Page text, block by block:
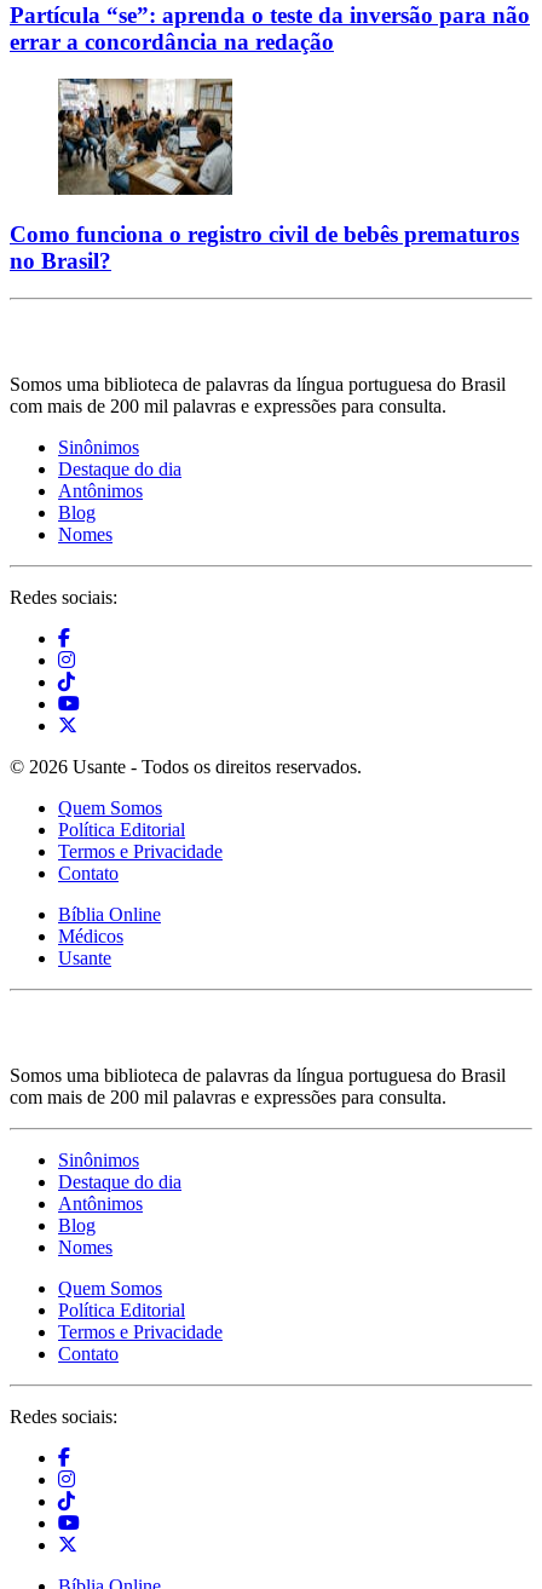
Partícula “se”: aprenda o teste da inversão para não
errar a concordância na redação
Como funciona o registro civil de bebês prematuros
no Brasil?
Somos uma biblioteca de palavras da língua portuguesa do Brasil
com mais de 200 mil palavras e expressões para consulta.
Sinônimos
Destaque do dia
Antônimos
Blog
Nomes
Redes sociais:
© 2026 Usante - Todos os direitos reservados.
Quem Somos
Política Editorial
Termos e Privacidade
Contato
Bíblia Online
Médicos
Usante
Somos uma biblioteca de palavras da língua portuguesa do Brasil
com mais de 200 mil palavras e expressões para consulta.
Sinônimos
Destaque do dia
Antônimos
Blog
Nomes
Quem Somos
Política Editorial
Termos e Privacidade
Contato
Redes sociais: